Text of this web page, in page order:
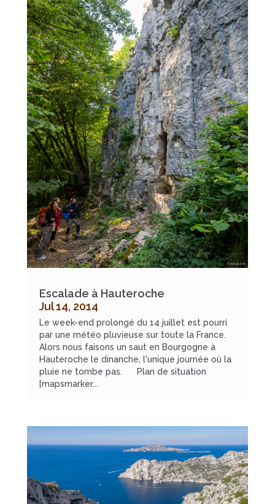
Escalade à Hauteroche
Jul 14, 2014
Le week-end prolongé du 14 juillet est pourri
par une météo pluvieuse sur toute la France.
Alors nous faisons un saut en Bourgogne à
Hauteroche le dinanche, l'unique journée où la
pluie ne tombe pas. Plan de situation
[mapsmarker...